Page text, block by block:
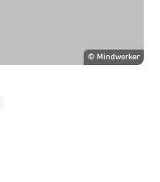
© Mindworker